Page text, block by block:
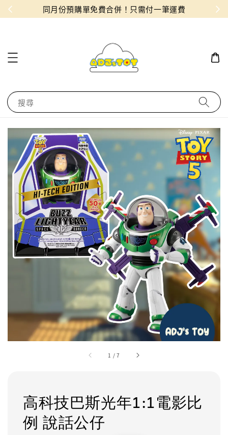
！ 同月份預購單免費合併！只需付一筆運費
搜尋
1 /7
高科技巴斯光年1:1電影比
例 說話公仔